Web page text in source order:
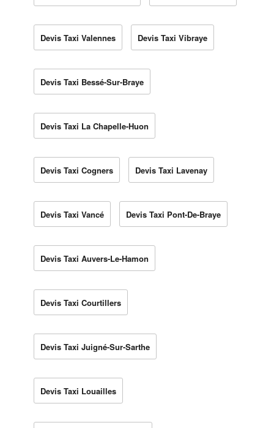
Devis Taxi Valennes Devis Taxi Vibraye
Devis Taxi Bessé-Sur-Braye
Devis Taxi La Chapelle-Huon
Devis Taxi Cogners Devis Taxi Lavenay
Devis Taxi Vancé Devis Taxi Pont-De-Braye
Devis Taxi Auvers-Le-Hamon
Devis Taxi Courtillers
Devis Taxi Juigné-Sur-Sarthe
Devis Taxi Louailles